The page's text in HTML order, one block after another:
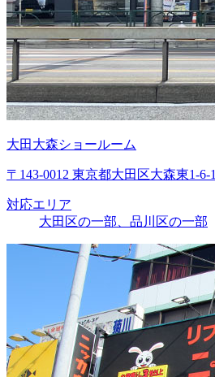
大田大森ショールーム
〒143-0012 東京都大田区大森東1-6-1
対応エリア
大田区の一部、品川区の一部